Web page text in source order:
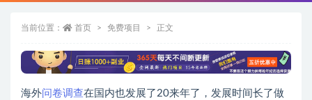
当前位置： 首页 免费项目 正文
海外 问卷调查在国内也发展了20来年了，发展时间长了做